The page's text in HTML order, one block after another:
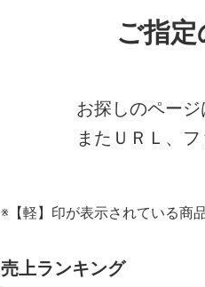
ご指定
お探しのペー
またＵＲＬ、
※【軽】印が表示されている商
売上ランキング